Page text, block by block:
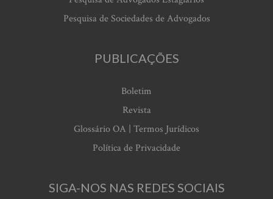
Pesquisa de Sociedades de Advogados
PUBLICAÇÕES
Boletim
Revista
Glossário OA | Termos Jurídicos
Política de Privacidade
SIGA-NOS NAS REDES SOCIAIS